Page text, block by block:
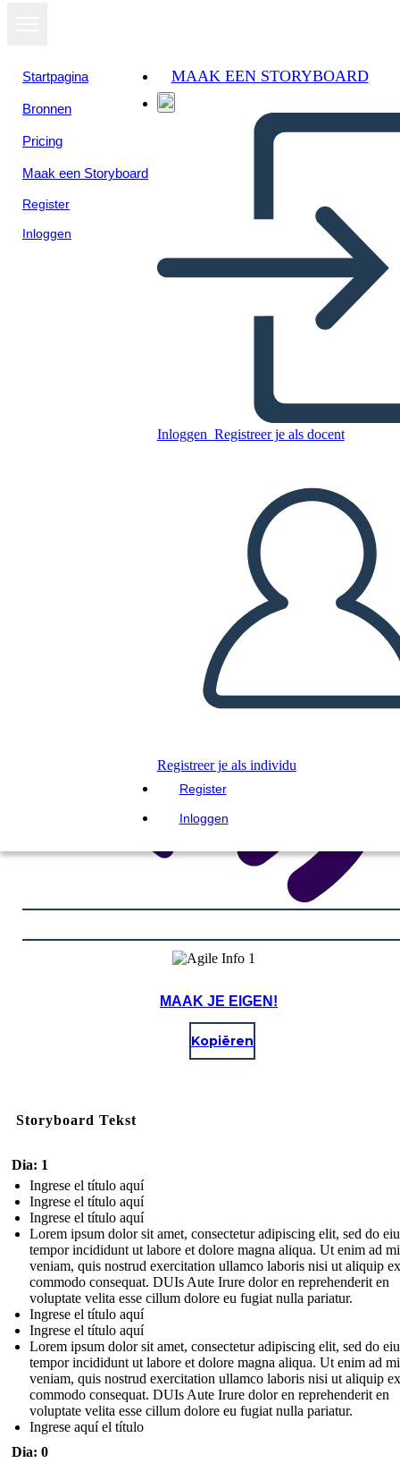
Startpagina
Bronnen
Pricing
Maak een Storyboard
Register
Inloggen
MAAK EEN STORYBOARD
Inloggen Registreer je als docent
Registreer je als individu
Register
Inloggen
Kopieer dit Storyboard
DIAVOORSTELLING AFSPELEN
LEES MIJ VOOR
MAAK JE EIGEN!
Kopiëren
Storyboard Tekst
Dia: 1
Ingrese el título aquí
Ingrese el título aquí
Ingrese el título aquí
Lorem ipsum dolor sit amet, consectetur adipiscing elit, sed do
tempor incididunt ut labore et dolore magna aliqua. Ut enim ad
veniam, quis nostrud exercitation ullamco laboris nisi ut aliquip
commodo consequat. DUIs Aute Irure dolor en reprehenderit en
voluptate velita esse cillum dolore eu fugiat nulla pariatur.
Ingrese el título aquí
Ingrese el título aquí
Lorem ipsum dolor sit amet, consectetur adipiscing elit, sed do
tempor incididunt ut labore et dolore magna aliqua. Ut enim ad
veniam, quis nostrud exercitation ullamco laboris nisi ut aliquip
commodo consequat. DUIs Aute Irure dolor en reprehenderit en
voluptate velita esse cillum dolore eu fugiat nulla pariatur.
Ingrese aquí el título
Dia: 0